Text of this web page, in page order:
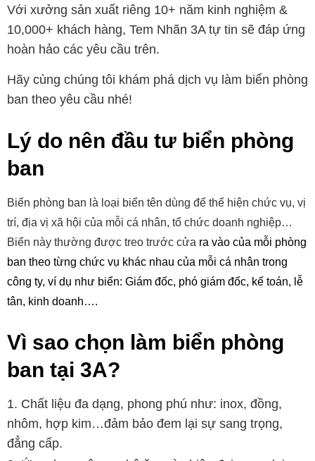
Với xưởng sản xuất riêng 10+ năm kinh nghiệm &
10,000+ khách hàng, Tem Nhãn 3A tự tin sẽ đáp ứng
hoàn hảo các yêu cầu trên.
Hãy cùng chúng tôi khám phá dịch vụ làm biển phòng
ban theo yêu cầu nhé!
Lý do nên đầu tư biển phòng
ban
Biển phòng ban là loại biển tên dùng để thể hiện chức vụ, vị
trí, địa vị xã hội của mỗi cá nhân, tổ chức doanh nghiệp…
Biển này thường được treo trước cửa ra vào của mỗi phòng
ban theo từng chức vụ khác nhau của mỗi cá nhân trong
công ty, ví dụ như biển: Giám đốc, phó giám đốc, kế toán, lễ
tân, kinh doanh….
Vì sao chọn làm biển phòng
ban tại 3A?
Chất liệu đa dạng, phong phú như: inox, đồng,
nhôm, hợp kim…đảm bảo đem lại sự sang trọng,
đẳng cấp.